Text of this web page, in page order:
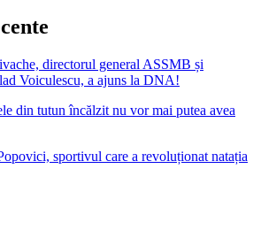
directorul general ASSMB și
Voiculescu, a ajuns la DNA!
din tutun încălzit nu vor mai putea avea
sportivul care a revoluționat natația